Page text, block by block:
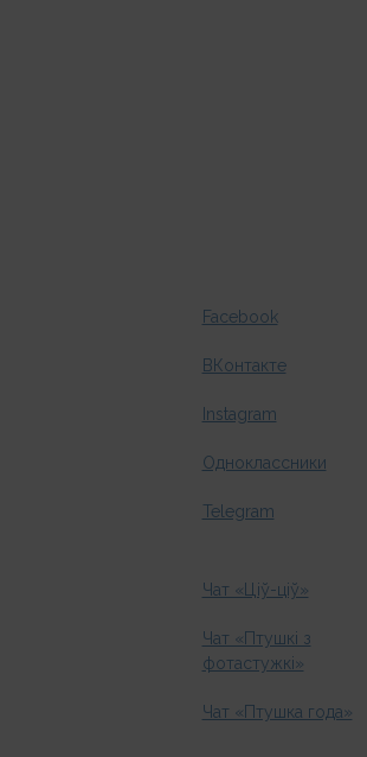
Facebook
ВКонтакте
Instagram
Одноклассники
Telegram
Чат «Ціў-ціў»
Чат «Птушкі з
фотастужкі»
Чат «Птушка года»